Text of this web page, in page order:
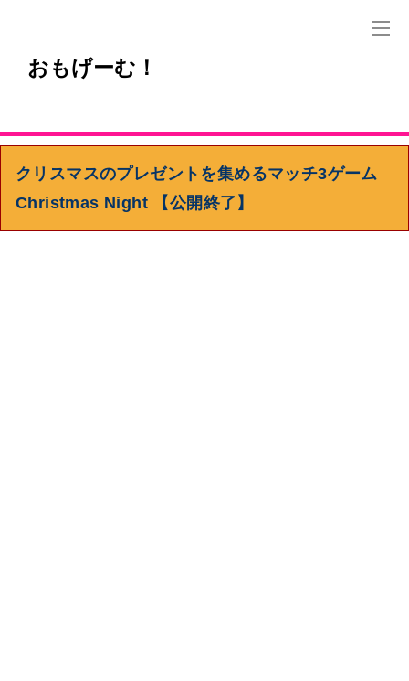
おもげーむ！
クリスマスのプレゼントを集めるマッチ3ゲーム
Christmas Night 【公開終了】